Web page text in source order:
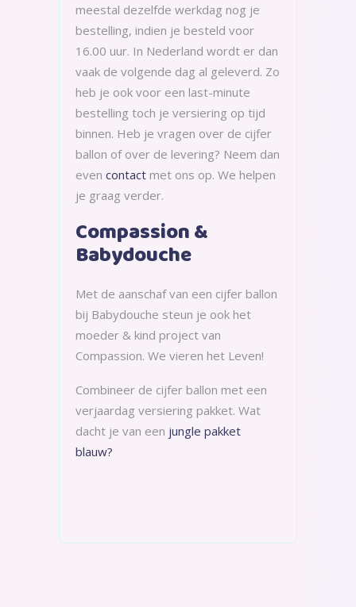
meestal dezelfde werkdag nog je
bestelling, indien je besteld voor
16.00 uur. In Nederland wordt er dan
vaak de volgende dag al geleverd. Zo
heb je ook voor een last-minute
bestelling toch je versiering op tijd
binnen. Heb je vragen over de cijfer
ballon of over de levering? Neem dan
even contact met ons op. We helpen
je graag verder.
Compassion &
Babydouche
Met de aanschaf van een cijfer ballon
bij Babydouche steun je ook het
moeder & kind project van
Compassion. We vieren het Leven!
Combineer de cijfer ballon met een
verjaardag versiering pakket. Wat
dacht je van een jungle pakket
blauw?